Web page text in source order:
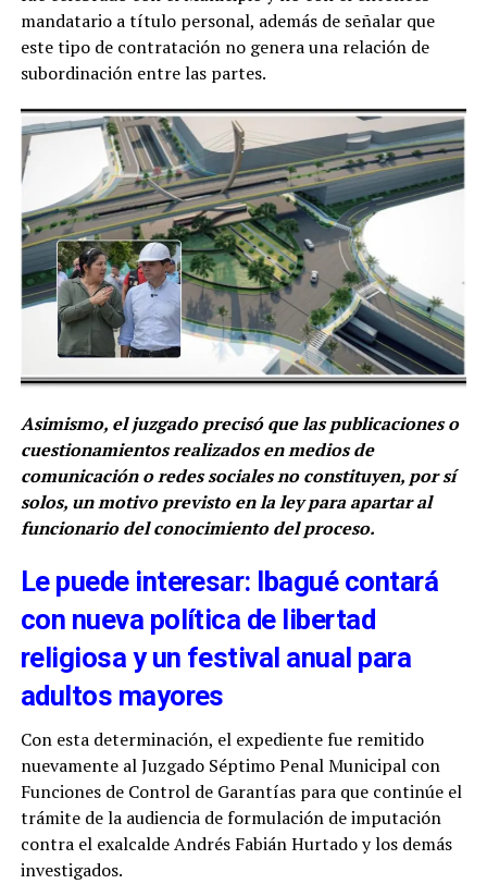
mandatario a título personal, además de señalar que
este tipo de contratación no genera una relación de
subordinación entre las partes.
Asimismo, el juzgado precisó que las publicaciones o
cuestionamientos realizados en medios de
comunicación o redes sociales no constituyen, por sí
solos, un motivo previsto en la ley para apartar al
funcionario del conocimiento del proceso.
Le puede interesar: Ibagué contará
con nueva política de libertad
religiosa y un festival anual para
adultos mayores
Con esta determinación, el expediente fue remitido
nuevamente al Juzgado Séptimo Penal Municipal con
Funciones de Control de Garantías para que continúe el
trámite de la audiencia de formulación de imputación
contra el exalcalde Andrés Fabián Hurtado y los demás
investigados.